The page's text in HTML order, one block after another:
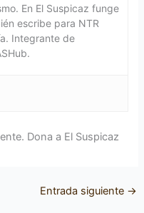
En El Suspicaz funge
escribe para NTR
Integrante de
Dona a El Suspicaz
Entrada siguiente →